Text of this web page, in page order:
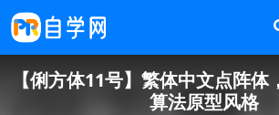
【俐方体11号】繁体中文点阵
算法原型风格